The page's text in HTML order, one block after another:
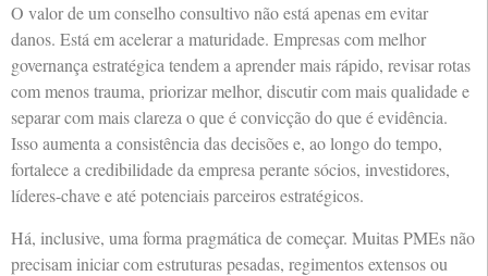
O valor de um conselho consultivo não está apenas em evitar
danos. Está em acelerar a maturidade. Empresas com melhor
governança estratégica tendem a aprender mais rápido, revisar rotas
com menos trauma, priorizar melhor, discutir com mais qualidade e
separar com mais clareza o que é convicção do que é evidência.
Isso aumenta a consistência das decisões e, ao longo do tempo,
fortalece a credibilidade da empresa perante sócios, investidores,
líderes-chave e até potenciais parceiros estratégicos.
Há, inclusive, uma forma pragmática de começar. Muitas PMEs não
precisam iniciar com estruturas pesadas, regimentos extensos ou